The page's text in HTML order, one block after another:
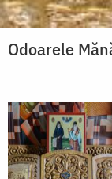
Odoarele